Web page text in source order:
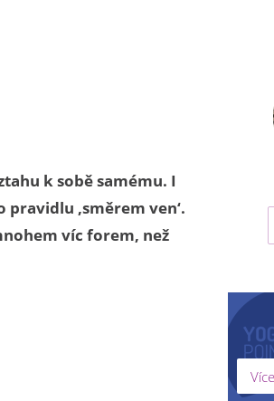
k sobě samému. I
‚směrem ven‘.
víc forem, než